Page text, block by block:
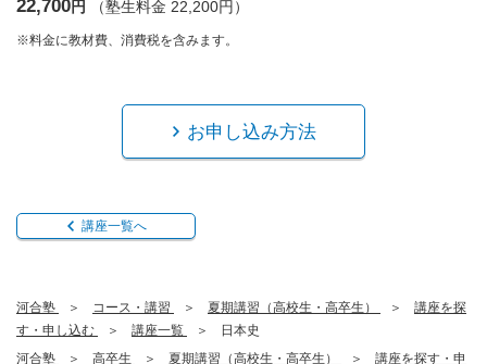
22,700円 （塾生料金 22,200円）
※料金に教材費、消費税を含みます。
お申し込み方法
講座一覧へ
河合塾 コース・講習 夏期講習（高校生・高卒生）
講座を探
す・申し込む
講座一覧
日本史
河合塾
高卒生 夏期講習（高校生・高卒生）
講座を探す・申